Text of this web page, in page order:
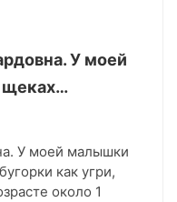
У моей
щеках…
У моей малышки
как угри,
около 1